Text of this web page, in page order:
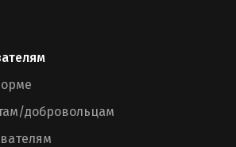
добровольцам